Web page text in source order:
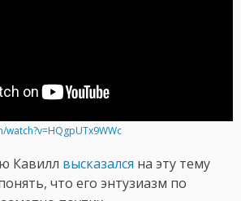
Кавилл высказался на эту тему
что его энтузиазм по